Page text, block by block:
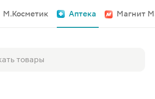
М.Косметик Аптека Магнит